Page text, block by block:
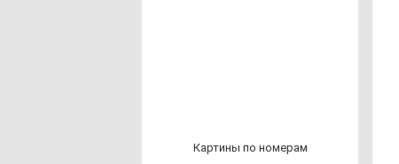
Кар­ти­ны по но­ме­рам